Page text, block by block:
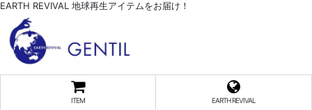
EARTH REVIVAL 地球再生アイテムをお届け！
ITEM EARTH REVIVAL